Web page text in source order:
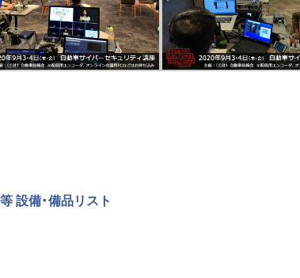
設備・備品リスト